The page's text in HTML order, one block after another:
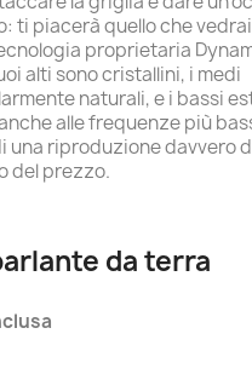
ti piacerà quello che
proprietaria
alti sono cristallini, i medi
naturali, e i bassi
alle frequenze più
una riproduzione davvero
del prezzo.
da terra